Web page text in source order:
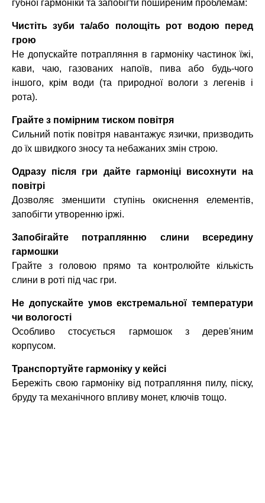
губної гармоніки та запобігти поширеним проблемам:
Чистіть зуби та/або полощіть рот водою перед
грою
Не допускайте потрапляння в гармоніку частинок їжі,
кави, чаю, газованих напоїв, пива або будь-чого
іншого, крім води (та природної вологи з легенів і
рота).
Грайте з помірним тиском повітря
Сильний потік повітря навантажує язички, призводить
до їх швидкого зносу та небажаних змін строю.
Одразу після гри дайте гармоніці висохнути на
повітрі
Дозволяє зменшити ступінь окиснення елементів,
запобігти утворенню іржі.
Запобігайте потраплянню слини всередину
гармошки
Грайте з головою прямо та контролюйте кількість
слини в роті під час гри.
Не допускайте умов екстремальної температури
чи вологості
Особливо стосується гармошок з дерев'яним
корпусом.
Транспортуйте гармоніку у кейсі
Бережіть свою гармоніку від потрапляння пилу, піску,
бруду та механічного впливу монет, ключів тощо.